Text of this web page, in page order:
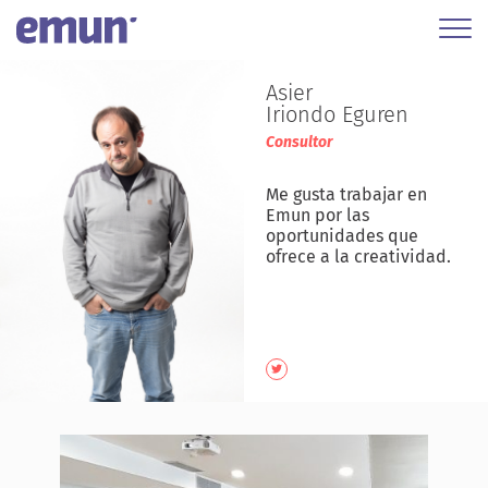
Asier
Iriondo Eguren
Consultor
Me gusta trabajar en
Emun por las
oportunidades que
ofrece a la creatividad.